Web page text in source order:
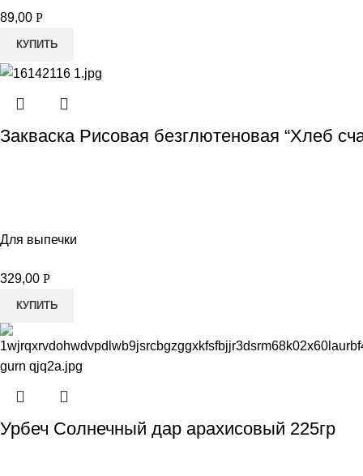
89,00 Р
КУПИТЬ
Закваска Рисовая безглютеновая “Хлеб
Для выпечки
329,00 Р
КУПИТЬ
Урбеч Солнечный дар арахисовый 225гр